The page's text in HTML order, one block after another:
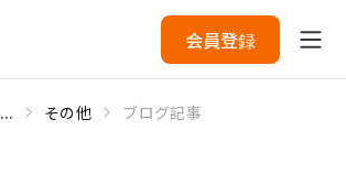
会員登録
... その他 ブログ記事